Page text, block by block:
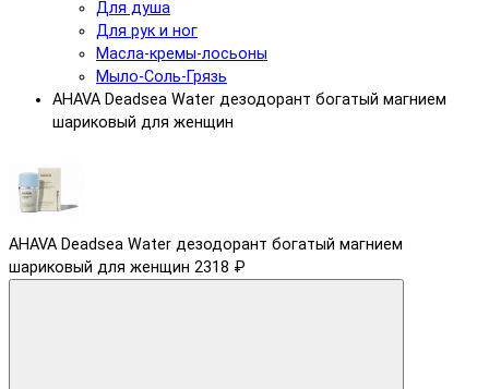
Для душа
Для рук и ног
Масла-кремы-лосьоны
Мыло-Соль-Грязь
AHAVA Deadsea Water дезодорант богатый магнием
шариковый для женщин
AHAVA Deadsea Water дезодорант богатый магнием
шариковый для женщин 2318 ₽